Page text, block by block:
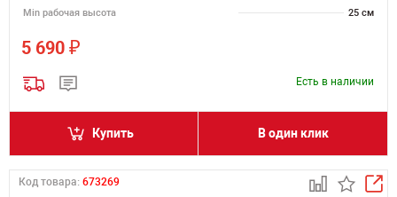
Min рабочая высота
25 см
5 690 ₽
Есть в наличии
Купить В один клик
Код товара: 673269